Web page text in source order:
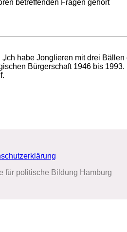
betreffenden Fragen gehört
habe Jonglieren mit drei Bällen
Bürgerschaft 1946 bis 1993.
für politische Bildung Hamburg